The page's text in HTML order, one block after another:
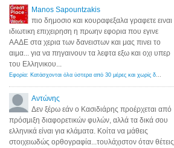
Manos Sapountzakis
πιο δημοσιο και κουραφεξαλα γραφετε ειναι
ιδιωτικη επιχειρηση η πρωην εφορια που εγινε
ΑΑΔΕ στα χερια των δανειστων και μας πινει το
αιμα... για να πηγαινουν τα λεφτα εξω και οχι υπερ
του Ελληνικου...
Εφορία: Κατάσχονται όλα ύστερα από 30 μέρες και χωρίς δικαστικές αποφάσεις - Λόγιος Ερμής
Αντώνης
Δεν ξέρω εάν ο Κασιδιάρης προέρχεται από
πρόσμιξη διαφορετικών φυλών, αλλά τα δικά σου
ελληνικά είναι για κλάματα. Κοίτα να μάθεις
στοιχειωδώς ορθογραφία...τουλάχιστον όταν θέτεις